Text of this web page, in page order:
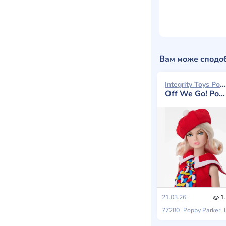
Вам може
Integrity Toys Poppy Parker 2026
Off We Go! Poppy Parker
21.03.26
77280 Poppy Parker Integrity Toys